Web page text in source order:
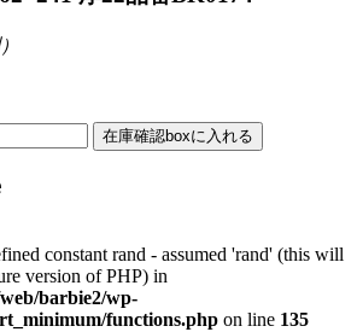
constant rand - assumed 'rand' (this will
version of PHP) in
barbie2/wp-
functions.php on line 135